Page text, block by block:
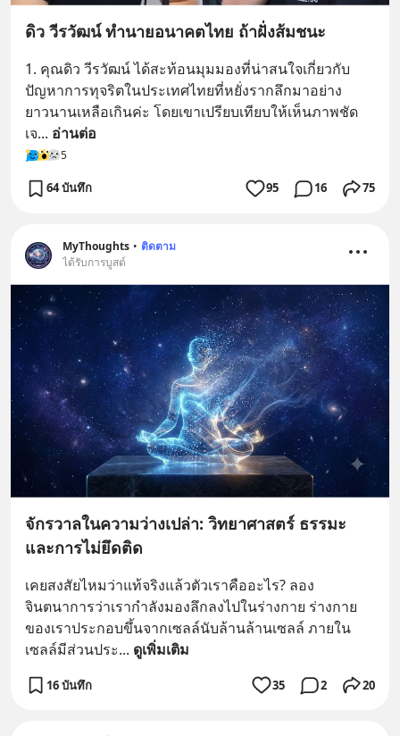
ดิว วีรวัฒน์ ทำนายอนาคตไทย ถ้าฝั่งส้มชนะ
1. คุณดิว วีรวัฒน์ ได้สะท้อนมุมมองที่น่าสนใจเกี่ยวกับ
ปัญหาการทุจริตในประเทศไทยที่หยั่งรากลึกมาอย่าง
ยาวนานเหลือเกินค่ะ โดยเขาเปรียบเทียบให้เห็นภาพชัด
เจ... อ่านต่อ
5
64 บันทึก 95 16 75
MyThoughts • ติดตาม
ได้รับการบูสต์
จักรวาลในความว่างเปล่า: วิทยาศาสตร์ ธรรมะ
และการไม่ยึดติด
เคยสงสัยไหมว่าแท้จริงแล้วตัวเราคืออะไร? ลอง
จินตนาการว่าเรากำลังมองลึกลงไปในร่างกาย ร่างกาย
ของเราประกอบขึ้นจากเซลล์นับล้านล้านเซลล์ ภายใน
เซลล์มีส่วนประ... ดูเพิ่มเติม
16 บันทึก 35 2 20